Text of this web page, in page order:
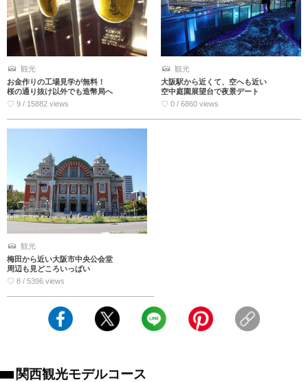
観光
お金作りの工場見学が無料！
桜の通り抜け以外でも造幣局へ
♡ 9 / 15882 views
観光
大阪駅から近くて、空へも近い
空中庭園展望台で夜景デート
♡ 0 / 6860 views
観光
梅田から近い大阪市中央公会堂
周辺も見どころいっぱい
♡ 8 / 5396 views
関西観光モデルコース